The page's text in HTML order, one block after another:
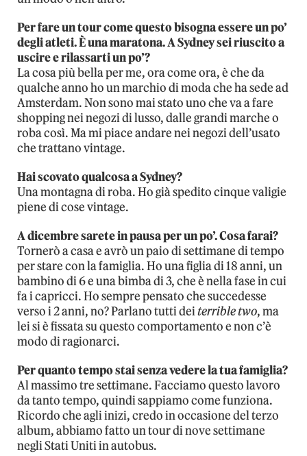
Per fare un tour come questo bisogna essere un po’
degli atleti. È una maratona. A Sydney sei riuscito a
uscire e rilassarti un po’?
La cosa più bella per me, ora come ora, è che da
qualche anno ho un marchio di moda che ha sede ad
Amsterdam. Non sono mai stato uno che va a fare
shopping nei negozi di lusso, dalle grandi marche o
roba così. Ma mi piace andare nei negozi dell’usato
che trattano vintage.
Hai scovato qualcosa a Sydney?
Una montagna di roba. Ho già spedito cinque valigie
piene di cose vintage.
A dicembre sarete in pausa per un po’. Cosa farai?
Tornerò a casa e avrò un paio di settimane di tempo
per stare con la famiglia. Ho una figlia di 18 anni, un
bambino di 6 e una bimba di 3, che è nella fase in cui
fa i capricci. Ho sempre pensato che succedesse
verso i 2 anni, no? Parlano tutti deiterrible two, ma
lei si è fissata su questo comportamento e non c’è
modo di ragionarci.
Per quanto tempo stai senza vedere la tua famiglia?
Al massimo tre settimane. Facciamo questo lavoro
da tanto tempo, quindi sappiamo come funziona.
Ricordo che agli inizi, credo in occasione del terzo
album, abbiamo fatto un tour di nove settimane
negli Stati Uniti in autobus.